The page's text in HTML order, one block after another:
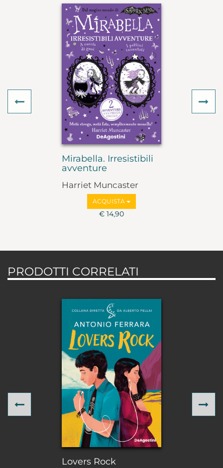
Mirabella. Irresistibili
avventure
Harriet Muncaster
ACQUISTA
€ 14,90
Previous
PRODOTTI CORRELATI
Lovers Rock
Previous